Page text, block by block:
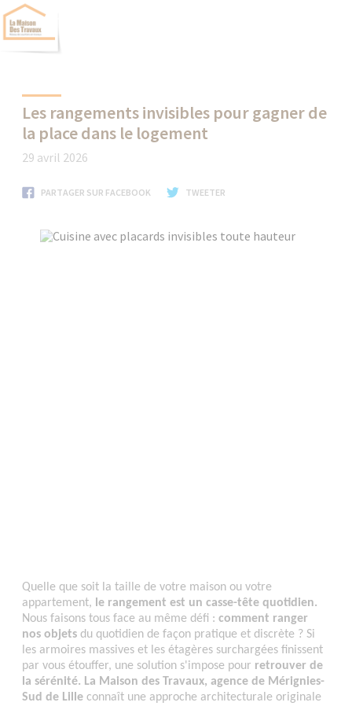
Les rangements invisibles pour gagner de
la place dans le logement
29 avril 2026
PARTAGER SUR FACEBOOK TWEETER
Quelle que soit la taille de votre maison ou votre
appartement, le rangement est un casse-tête quotidien.
Nous faisons tous face au même défi :comment ranger
nos objets du quotidien de façon pratique et discrète ? Si
les armoires massives et les étagères surchargées finissent
par vous étouffer, une solution s'impose pour retrouver de
la sérénité. La Maison des Travaux, agence de Mérignies-
Sud de Lille connaît une approche architecturale originale